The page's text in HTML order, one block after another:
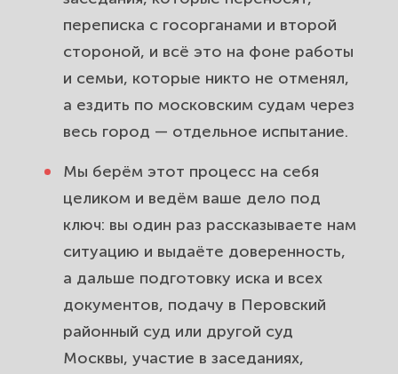
переписка с госорганами и второй
стороной, и всё это на фоне работы
и семьи, которые никто не отменял,
а ездить по московским судам через
весь город — отдельное испытание.
Мы берём этот процесс на себя
целиком и ведём ваше дело под
ключ: вы один раз рассказываете нам
ситуацию и выдаёте доверенность,
а дальше подготовку иска и всех
документов, подачу в Перовский
районный суд или другой суд
Москвы, участие в заседаниях,